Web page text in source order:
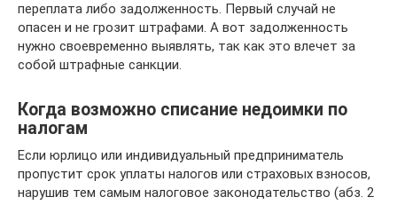
переплата либо задолженность. Первый случай не
опасен и не грозит штрафами. А вот задолженность
нужно своевременно выявлять, так как это влечет за
собой штрафные санкции.
Когда возможно списание недоимки по
налогам
Если юрлицо или индивидуальный предприниматель
пропустит срок уплаты налогов или страховых взносов,
нарушив тем самым налоговое законодательство (абз. 2